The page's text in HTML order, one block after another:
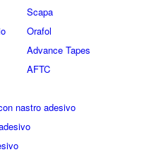
Scapa
Orafol
Advance Tapes
AFTC
nastro adesivo